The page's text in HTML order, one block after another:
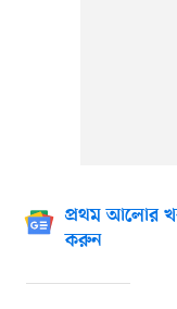
প্রথম আলোর
করুন